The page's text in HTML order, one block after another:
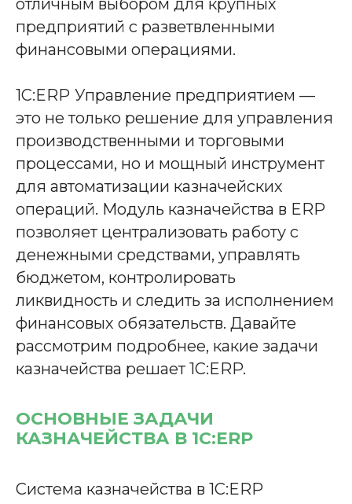
предприятий с разветвленными
финансовыми операциями.
1С:ERP Управление предприятием —
это не только решение для управления
производственными и торговыми
процессами, но и мощный инструмент
для автоматизации казначейских
операций. Модуль казначейства в ERP
позволяет централизовать работу с
денежными средствами, управлять
бюджетом, контролировать
ликвидность и следить за исполнением
финансовых обязательств. Давайте
рассмотрим подробнее, какие задачи
казначейства решает 1С:ERP.
ОСНОВНЫЕ ЗАДАЧИ
КАЗНАЧЕЙСТВА В 1С:ERP
Система казначейства в 1С:ERP